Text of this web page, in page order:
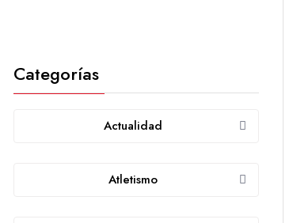
Categorías
Actualidad
Atletismo